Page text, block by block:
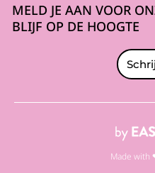
MELD JE AAN VOOR
BLIJF OP DE HOOGTE
Made with